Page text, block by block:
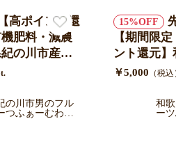
高ポイント還
肥料・減農
の川市産手
/送料込み/ク
順次発送
の川市男のフル
つふぁーむわか
15
【期間限
ント還元
桃食べ比べ
産手さげ
み/クール
￥5,000 （税込
和
ー